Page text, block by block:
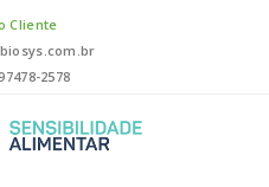
Cliente
2578